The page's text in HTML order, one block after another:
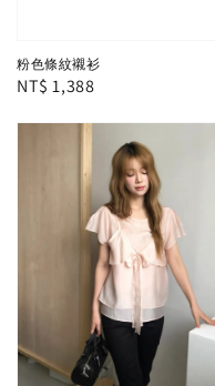
粉色條紋襯衫
Regular
NT$ 1,388